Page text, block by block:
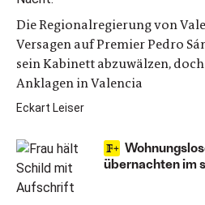
Die Regionalregierung von
Versagen auf Premier Pedro
sein Kabinett abzuwälzen,
Anklagen in Valencia
Eckart Leiser
übernachten im